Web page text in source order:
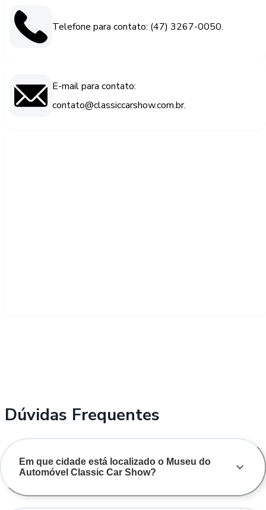
Telefone para contato: (47) 3267-0050.
E-mail para contato:
contato@classiccarshow.com.br.
Dúvidas Frequentes
Em que cidade está localizado o Museu do
Automóvel Classic Car Show?